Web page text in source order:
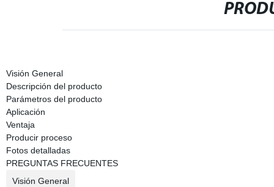
Visión General
Descripción del producto
Parámetros del producto
Aplicación
Ventaja
Producir proceso
Fotos detalladas
PREGUNTAS FRECUENTES
Visión General